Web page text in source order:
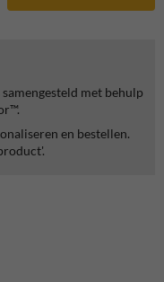
met behulp
en bestellen.